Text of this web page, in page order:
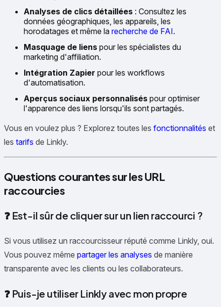
Analyses de clics détaillées : Consultez les
données géographiques, les appareils, les
horodatages et même la recherche de FAI.
Masquage de liens pour les spécialistes du
marketing d'affiliation.
Intégration Zapier pour les workflows
d'automatisation.
Aperçus sociaux personnalisés pour optimiser
l'apparence des liens lorsqu'ils sont partagés.
Vous en voulez plus ? Explorez toutes les fonctionnalités et
les tarifs de Linkly.
Questions courantes sur les URL
raccourcies
❓ Est-il sûr de cliquer sur un lien raccourci ?
Si vous utilisez un raccourcisseur réputé comme Linkly, oui.
Vous pouvez même partager les analyses de manière
transparente avec les clients ou les collaborateurs.
❓ Puis-je utiliser Linkly avec mon propre